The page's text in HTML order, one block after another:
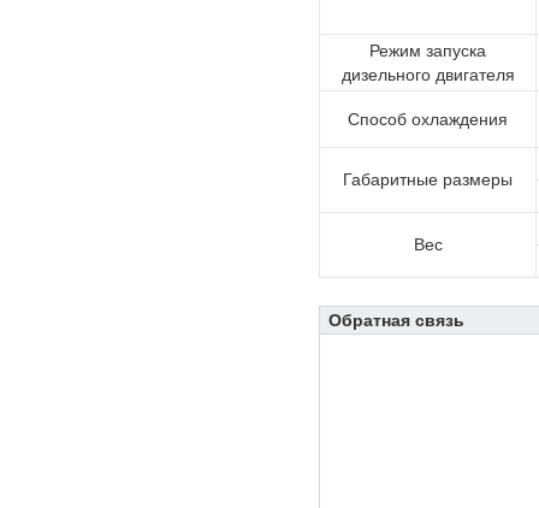
Режим запуска
дизельного двигателя
Способ охлаждения
Габаритные размеры
Вес
Обратная связь